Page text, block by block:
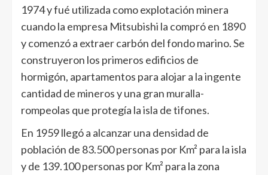
1974 y fué utilizada como explotación minera
cuando la empresa Mitsubishi la compró en 1890
y comenzó a extraer carbón del fondo marino. Se
construyeron los primeros edificios de
hormigón, apartamentos para alojar a la ingente
cantidad de mineros y una gran muralla-
rompeolas que protegía la isla de tifones.
En 1959 llegó a alcanzar una densidad de
población de 83.500 personas por Km² para la isla
y de 139.100 personas por Km² para la zona